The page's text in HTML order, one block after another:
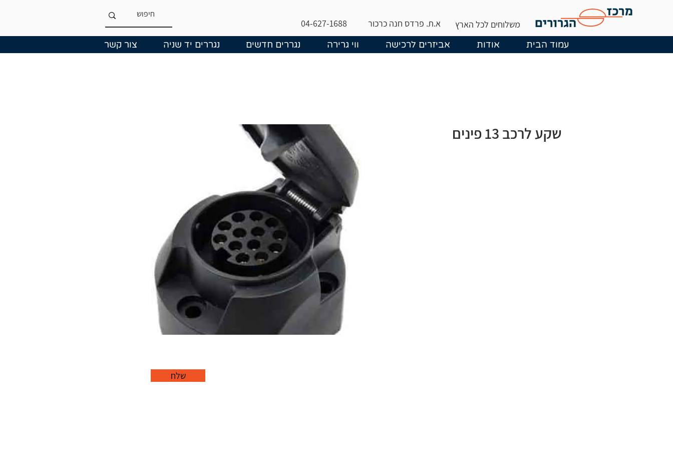
משלוחים לכל הארץ א.ת. פרדס חנה כרכור 04-627-1688
עמוד הבית אודות אביזרים לרכישה ווי גרירה נגררים חדשים נגררים יד שניה צור קשר
שקע לרכב 13 פינים
שלח